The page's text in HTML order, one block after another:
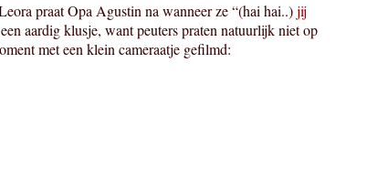
praat Opa Agustin na wanneer ze “(hai hai..)jij
aardig klusje, want peuters praten natuurlijk niet op
met een klein cameraatje gefilmd: